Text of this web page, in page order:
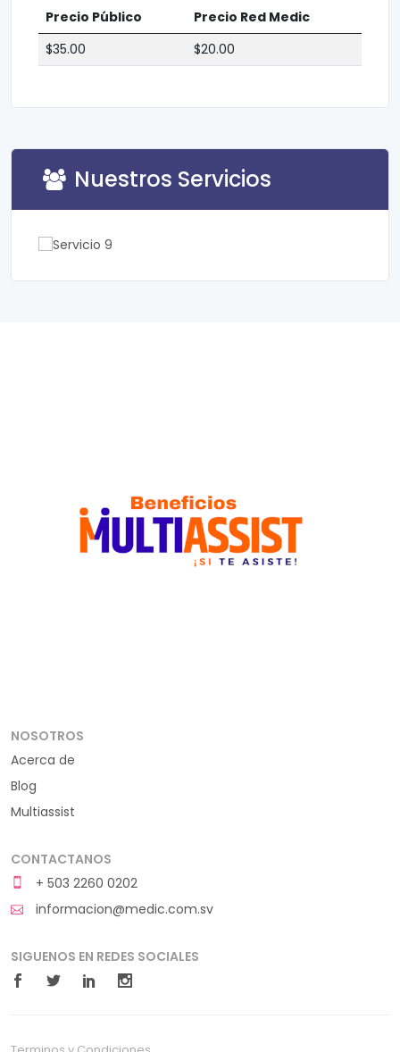
Precio Público
Precio Red Medic
$35.00
$20.00
Nuestros Servicios
NOSOTROS
Acerca de
Blog
Multiassist
CONTACTANOS
+ 503 2260 0202
informacion@medic.com.sv
SIGUENOS EN REDES SOCIALES